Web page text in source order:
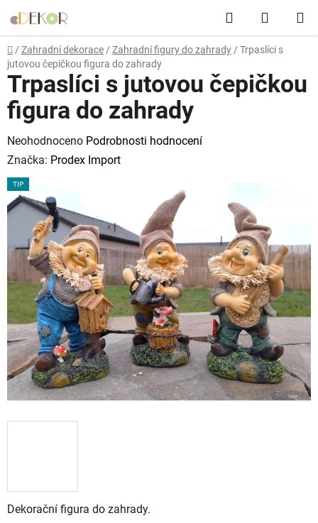
na
obsah
Hledat
KOŠÍK
Domů
/ Zahradní dekorace / Zahradní figury do zahrady / Trpaslíci s
jutovou čepičkou figura do zahrady
Dekorační figura do zahrady.
Trpaslíci s jutovou čepičkou
figura do zahrady
Průměrné
hodnocení
produktu
je
0,0
5
hvězdiček.
Neohodnoceno Podrobnosti hodnocení
Značka: Prodex Import
TIP